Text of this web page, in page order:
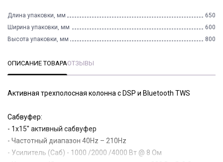
Длина упаковки, мм
650
Ширина упаковки, мм
600
Высота упаковки, мм
800
ОПИСАНИЕ ТОВАРАОТЗЫВЫ
Активная трехполосная колонна с DSP и Bluetooth TWS
Сабвуфер:
- 1х15" активный сабвуфер
- Частотный диапазон 40Hz – 210Hz
- Усилитель (Саб) - 1000 /2000 /4000 Вт @ 8 Ом